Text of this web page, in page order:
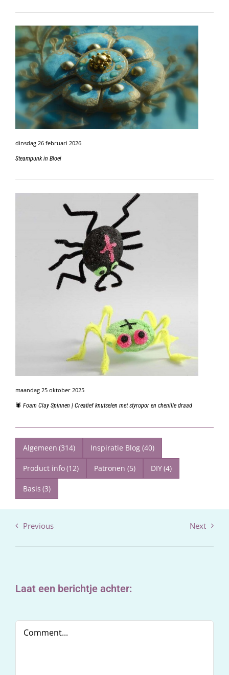
dinsdag 26 februari 2026
Steampunk in Bloei
maandag 25 oktober 2025
🕷️ Foam Clay Spinnen | Creatief knutselen met styropor en chenille draad
Algemeen (314) Inspiratie Blog (40)
Product info(12) Patronen (5) DIY(4)
Basis (3)
Previous Next
Laat een berichtje achter:
Comment